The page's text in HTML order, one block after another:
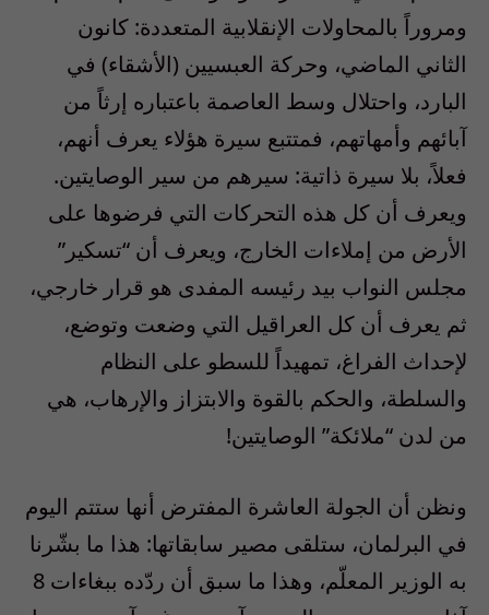
ومروراً بالمحاولات الإنقلابية المتعددة: كانون
الثاني الماضي، وحركة العبسيين (الأشقاء) في
البارد، واحتلال وسط العاصمة باعتباره إرثاً من
آبائهم وأمهاتهم، فمتتبع سيرة هؤلاء يعرف أنهم،
فعلاً، بلا سيرة ذاتية: سيرهم من سير الوصايتين.
ويعرف أن كل هذه التحركات التي فرضوها على
الأرض من إملاءات الخارج، ويعرف أن “تسكير”
مجلس النواب بيد رئيسه المفدى هو قرار خارجي،
ثم يعرف أن كل العراقيل التي وضعت وتوضع،
لإحداث الفراغ، تمهيداً للسطو على النظام
والسلطة، والحكم بالقوة والابتزاز والإرهاب، هي
من لدن “ملائكة” الوصايتين!
ونظن أن الجولة العاشرة المفترض أنها ستتم اليوم
في البرلمان، ستلقى مصير سابقاتها: هذا ما بشّرنا
به الوزير المعلّم، وهذا ما سبق أن ردّده ببغاءات 8